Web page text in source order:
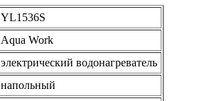
YL1536S
Aqua Work
электрический водонагреватель
напольный